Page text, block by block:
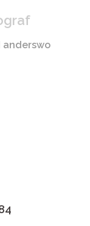
anderswo